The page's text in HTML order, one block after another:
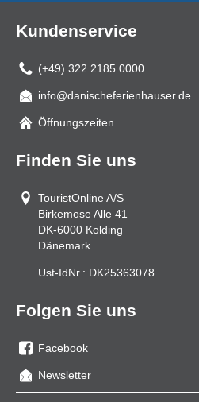
Kundenservice
(+49) 322 2185 0000
Mail
info@danischeferienhauser.de
Öffnungszeiten
Finden Sie uns
TouristOnline A/S
Birkemose Alle 41
DK-6000 Kolding
Dänemark
Ust-IdNr.: DK25363078
Folgen Sie uns
Sie
uns
Facebook
Newsletter